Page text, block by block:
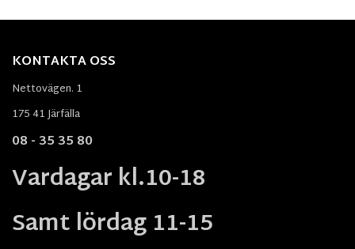
KONTAKTA OSS
Nettovägen. 1
175 41 Järfälla
08 - 35 35 80
Vardagar kl.10-18
Samt lördag 11-15